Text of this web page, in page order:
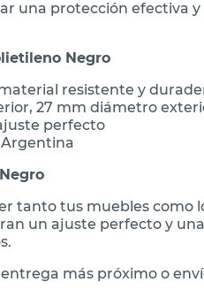
una protección efectiva
Negro
resistente y
27 mm diámetro
perfecto
tanto tus muebles como
un ajuste perfecto y
más próximo o